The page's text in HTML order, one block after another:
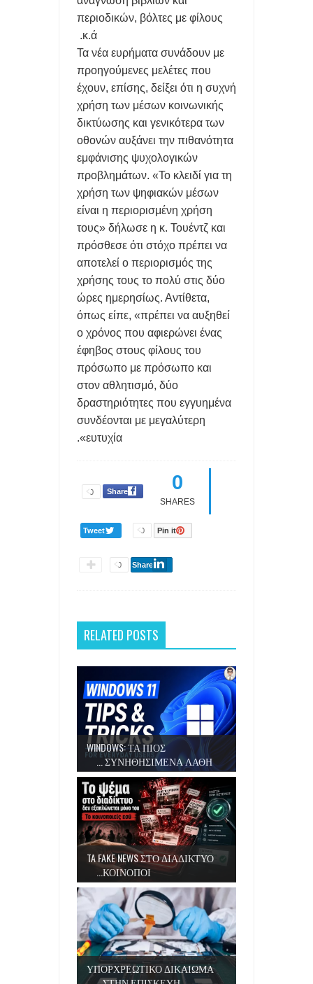
περιοδικών, βόλτες με φίλους
κ.ά.
Τα νέα ευρήματα συνάδουν με
προηγούμενες μελέτες που
έχουν, επίσης, δείξει ότι η συχνή
χρήση των μέσων κοινωνικής
δικτύωσης και γενικότερα των
οθονών αυξάνει την πιθανότητα
εμφάνισης ψυχολογικών
προβλημάτων. «Το κλειδί για τη
χρήση των ψηφιακών μέσων
είναι η περιορισμένη χρήση
τους» δήλωσε η κ. Τουέντζ και
πρόσθεσε ότι στόχο πρέπει να
αποτελεί ο περιορισμός της
χρήσης τους το πολύ στις δύο
ώρες ημερησίως. Αντίθετα,
όπως είπε, «πρέπει να αυξηθεί
ο χρόνος που αφιερώνει ένας
έφηβος στους φίλους του
πρόσωπο με πρόσωπο και
στον αθλητισμό, δύο
δραστηριότητες που εγγυημένα
συνδέονται με μεγαλύτερη
ευτυχία».
0
SHARES
Share
0
Pin it
0
Tweet
Share
0
RELATED POSTS
WINDOWS: ΤΑ ΠΙΟΣ
ΣΥΝΗΘΗΣΙΜΕΝΑ ΛΑΘΗ ...
TA FAKE NEWS ΣΤΟ ΔΙΑΔΙΚΤΥΟ
ΚΟΙΝΟΠΟΙ...
ΥΠΟΡΧΡΕΩΤΙΚΟ ΔΙΚΑΙΩΜΑ